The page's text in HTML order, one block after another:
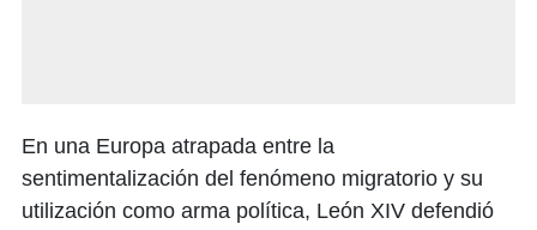
En una Europa atrapada entre la
sentimentalización del fenómeno migratorio y su
utilización como arma política, León XIV defendió